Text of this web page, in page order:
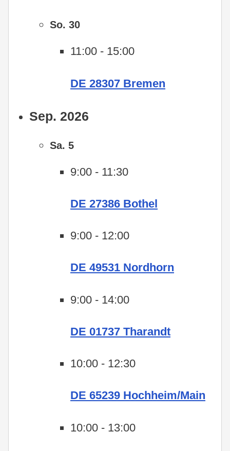
So. 30
11:00 - 15:00
DE 28307 Bremen
Sep. 2026
Sa. 5
9:00 - 11:30
DE 27386 Bothel
9:00 - 12:00
DE 49531 Nordhorn
9:00 - 14:00
DE 01737 Tharandt
10:00 - 12:30
DE 65239 Hochheim/Main
10:00 - 13:00